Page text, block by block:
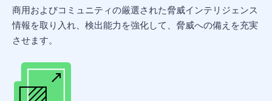
商用およびコミュニティの厳選された脅威インテリジェンス
情報を取り入れ、検出能力を強化して、脅威への備えを充実
させます。